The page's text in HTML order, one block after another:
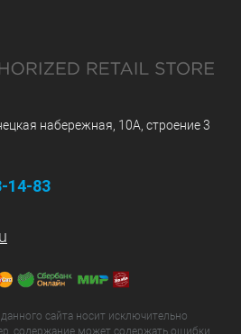
набережная, 10А, строение 3
14-83
сайта носит исключительно
содержание может содержать ошибки